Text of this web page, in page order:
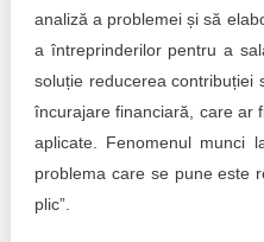
analiză a problemei și să
a întreprinderilor pentru a
soluție reducerea contribuției
încurajare financiară, care ar
aplicate. Fenomenul munci
problema care se pune este
plic”.